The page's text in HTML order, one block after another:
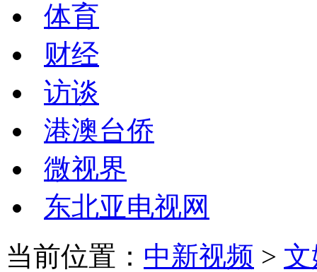
体育
财经
访谈
港澳台侨
微视界
东北亚电视网
当前位置： 中新视频 >